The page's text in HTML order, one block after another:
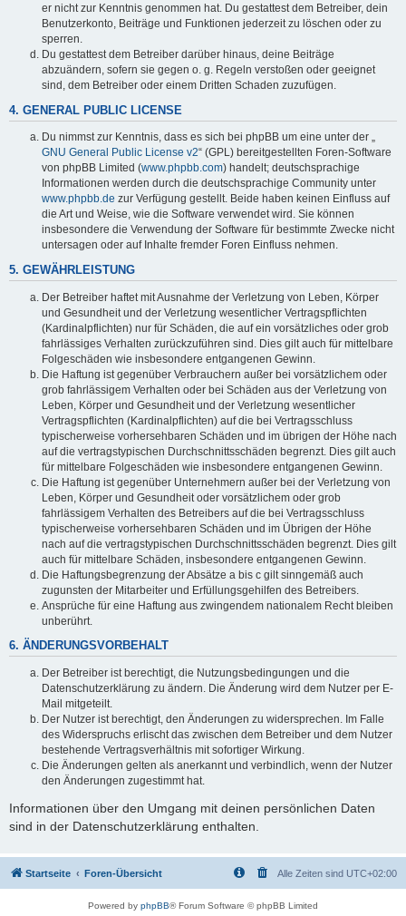
er nicht zur Kenntnis genommen hat. Du gestattest dem Betreiber, dein
Benutzerkonto, Beiträge und Funktionen jederzeit zu löschen oder zu
sperren.
Du gestattest dem Betreiber darüber hinaus, deine Beiträge
abzuändern, sofern sie gegen o. g. Regeln verstoßen oder geeignet
sind, dem Betreiber oder einem Dritten Schaden zuzufügen.
4. GENERAL PUBLIC LICENSE
Du nimmst zur Kenntnis, dass es sich bei phpBB um eine unter der „
GNU General Public License v2“ (GPL) bereitgestellten Foren-Software
von phpBB Limited (www.phpbb.com) handelt; deutschsprachige
Informationen werden durch die deutschsprachige Community unter
www.phpbb.de zur Verfügung gestellt. Beide haben keinen Einfluss auf
die Art und Weise, wie die Software verwendet wird. Sie können
insbesondere die Verwendung der Software für bestimmte Zwecke nicht
untersagen oder auf Inhalte fremder Foren Einfluss nehmen.
5. GEWÄHRLEISTUNG
Der Betreiber haftet mit Ausnahme der Verletzung von Leben, Körper
und Gesundheit und der Verletzung wesentlicher Vertragspflichten
(Kardinalpflichten) nur für Schäden, die auf ein vorsätzliches oder grob
fahrlässiges Verhalten zurückzuführen sind. Dies gilt auch für mittelbare
Folgeschäden wie insbesondere entgangenen Gewinn.
Die Haftung ist gegenüber Verbrauchern außer bei vorsätzlichem oder
grob fahrlässigem Verhalten oder bei Schäden aus der Verletzung von
Leben, Körper und Gesundheit und der Verletzung wesentlicher
Vertragspflichten (Kardinalpflichten) auf die bei Vertragsschluss
typischerweise vorhersehbaren Schäden und im übrigen der Höhe nach
auf die vertragstypischen Durchschnittsschäden begrenzt. Dies gilt auch
für mittelbare Folgeschäden wie insbesondere entgangenen Gewinn.
Die Haftung ist gegenüber Unternehmern außer bei der Verletzung von
Leben, Körper und Gesundheit oder vorsätzlichem oder grob
fahrlässigem Verhalten des Betreibers auf die bei Vertragsschluss
typischerweise vorhersehbaren Schäden und im Übrigen der Höhe
nach auf die vertragstypischen Durchschnittsschäden begrenzt. Dies gilt
auch für mittelbare Schäden, insbesondere entgangenen Gewinn.
Die Haftungsbegrenzung der Absätze a bis c gilt sinngemäß auch
zugunsten der Mitarbeiter und Erfüllungsgehilfen des Betreibers.
Ansprüche für eine Haftung aus zwingendem nationalem Recht bleiben
unberührt.
6. ÄNDERUNGSVORBEHALT
Der Betreiber ist berechtigt, die Nutzungsbedingungen und die
Datenschutzerklärung zu ändern. Die Änderung wird dem Nutzer per E-
Mail mitgeteilt.
Der Nutzer ist berechtigt, den Änderungen zu widersprechen. Im Falle
des Widerspruchs erlischt das zwischen dem Betreiber und dem Nutzer
bestehende Vertragsverhältnis mit sofortiger Wirkung.
Die Änderungen gelten als anerkannt und verbindlich, wenn der Nutzer
den Änderungen zugestimmt hat.
Informationen über den Umgang mit deinen persönlichen Daten
sind in der Datenschutzerklärung enthalten.
Startseite Foren-Übersicht Alle Zeiten sind UTC+02:00
Powered by phpBB® Forum Software © phpBB Limited